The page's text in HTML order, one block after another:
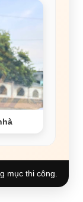
mục thi công.